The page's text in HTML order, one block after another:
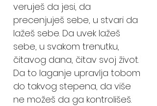
veruješ da jesi, da
precenjuješ sebe, u stvari da
lažeš sebe. Da uvek lažeš
sebe, u svakom trenutku,
čitavog dana, čitav svoj život.
Da to laganje upravlja tobom
do takvog stepena, da više
ne možeš da ga kontrolišeš.